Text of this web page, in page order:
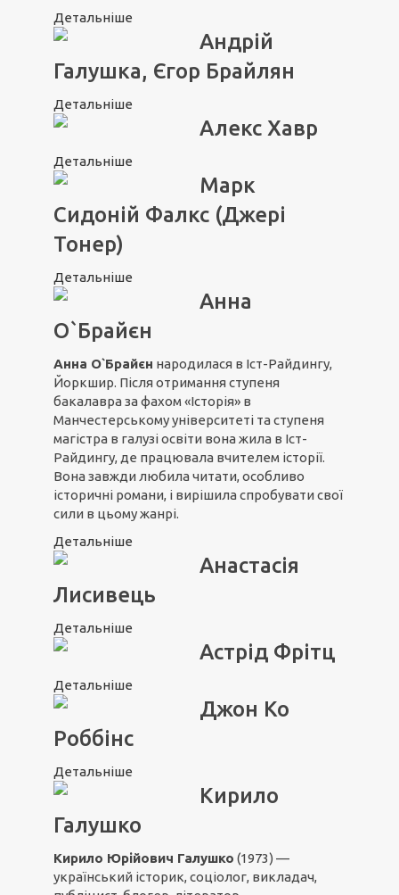
Детальніше
Андрій
Галушка, Єгор Брайлян
Детальніше
Алекс Хавр
Детальніше
Марк
Сидоній Фалкс (Джері
Тонер)
Детальніше
Анна
О`Брайєн
Анна О`Брайєн народилася в Іст-Райдингу,
Йоркшир. Після отримання ступеня
бакалавра за фахом «Історія» в
Манчестерському університеті та ступеня
магістра в галузі освіти вона жила в Іст-
Райдингу, де працювала вчителем історії.
Вона завжди любила читати, особливо
історичні романи, і вирішила спробувати свої
сили в цьому жанрі.
Детальніше
Анастасія
Лисивець
Детальніше
Астрід Фрітц
Детальніше
Джон Ко
Роббінс
Детальніше
Кирило
Галушко
Кирило Юрійович Галушко (1973) —
український історик, соціолог, викладач,